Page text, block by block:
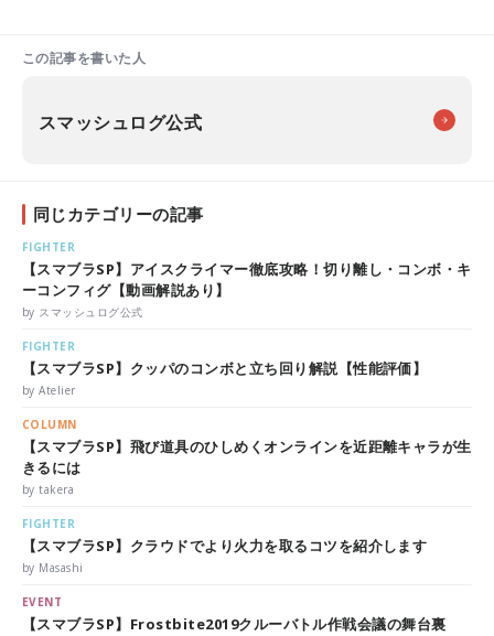
この記事を書いた人
スマッシュログ公式
同じカテゴリーの記事
FIGHTER
【スマブラSP】アイスクライマー徹底攻略！切り離し・コンボ・キ
ーコンフィグ【動画解説あり】
by スマッシュログ公式
FIGHTER
【スマブラSP】クッパのコンボと立ち回り解説【性能評価】
by Atelier
COLUMN
【スマブラSP】飛び道具のひしめくオンラインを近距離キャラが生
きるには
by takera
FIGHTER
【スマブラSP】クラウドでより火力を取るコツを紹介します
by Masashi
EVENT
【スマブラSP】Frostbite2019クルーバトル作戦会議の舞台裏